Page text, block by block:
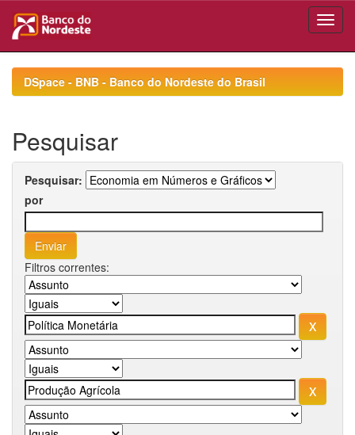
navigationDSpace - BNB - Banco do Nordeste do Brasil
Pesquisar
Pesquisar:
por
Filtros correntes: